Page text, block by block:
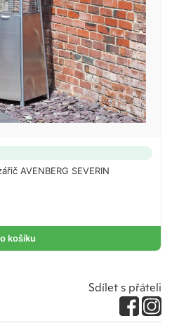
AVENBERG SEVERIN
košíku
Sdílet s přáteli